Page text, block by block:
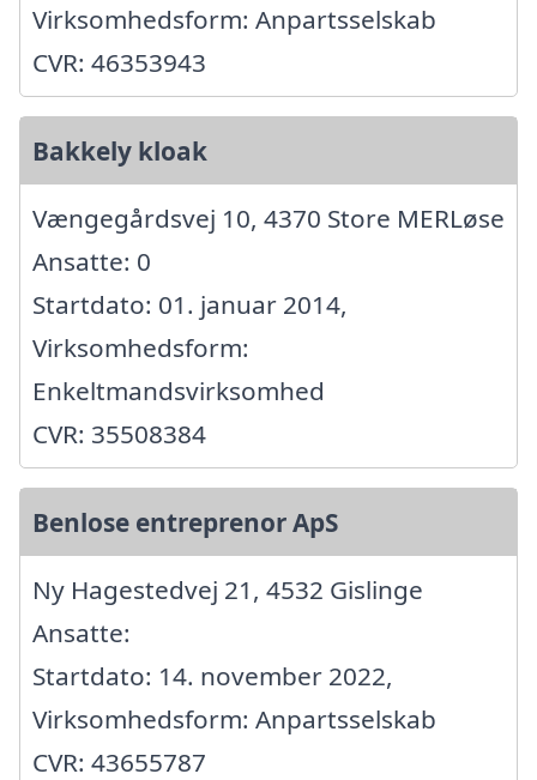
Virksomhedsform: Anpartsselskab
CVR: 46353943
Bakkely kloak
Vængegårdsvej 10, 4370 Store MERLøse
Ansatte: 0
Startdato: 01. januar 2014,
Virksomhedsform:
Enkeltmandsvirksomhed
CVR: 35508384
Benlose entreprenor ApS
Ny Hagestedvej 21, 4532 Gislinge
Ansatte:
Startdato: 14. november 2022,
Virksomhedsform: Anpartsselskab
CVR: 43655787